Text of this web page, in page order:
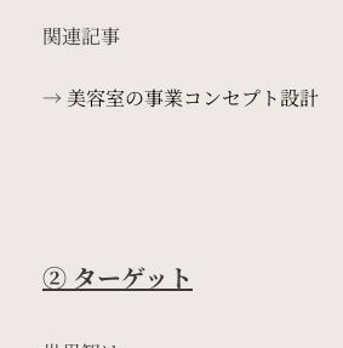
関連記事
→ 美容室の事業コンセプト設計
② ターゲット